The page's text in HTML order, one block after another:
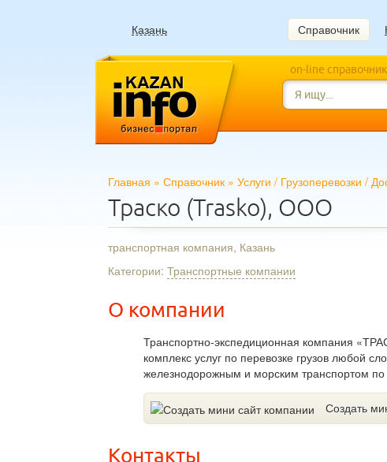
Казань Справочник
on-line
Главная » Справочник » Услуги / Грузоперевозки /
Траско (Trasko), ООО
транспортная компания, Казань
Категории: Транспортные компании
О компании
Транспортно-экспедиционная компания
комплекс услуг по перевозке грузов любой
железнодорожным и морским транспортом
Создать
Контакты